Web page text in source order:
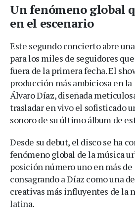
Un fenómeno global
en el escenario
Este segundo concierto abre
para los miles de seguidores
fuera de la primera fecha. El
producción más ambiciosa en
Álvaro Díaz, diseñada
trasladar en vivo el sofisticado
sonoro de su último álbum de
Desde su debut, el disco se ha
fenómeno global de la música
posición número uno en más de
consagrando a Díaz como una
creativas más influyentes de la
latina.